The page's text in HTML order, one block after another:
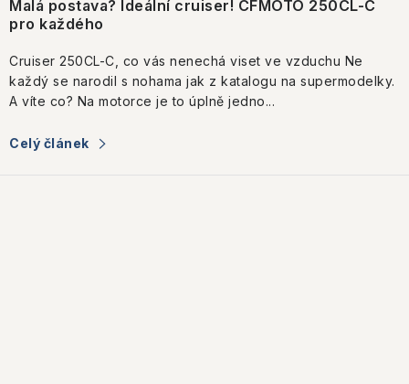
Malá postava? Ideální cruiser! CFMOTO 250CL-C
pro každého
Cruiser 250CL-C, co vás nenechá viset ve vzduchu Ne
každý se narodil s nohama jak z katalogu na supermodelky.
A víte co? Na motorce je to úplně jedno...
Celý článek